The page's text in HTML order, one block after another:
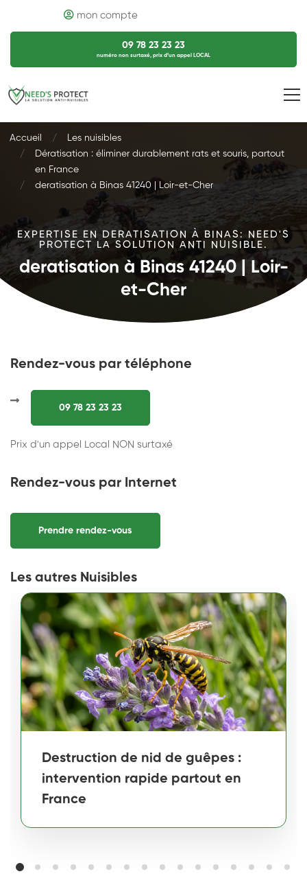
mon compte
09 78 23 23 23
numéro non surtaxé, prix d’un appel LOCAL
Accueil
Les nuisibles
Dératisation : éliminer durablement rats et souris, partout
en France
deratisation à Binas 41240 | Loir-et-Cher
EXPERTISE EN DERATISATION À BINAS: NEED'S
PROTECT LA SOLUTION ANTI NUISIBLE.
deratisation à Binas 41240 | Loir-
et-Cher
Rendez-vous par téléphone
09 78 23 23 23
Prix d'un appel Local NON surtaxé
Rendez-vous par Internet
Prendre rendez-vous
Les autres Nuisibles
Destruction de nid de guêpes :
intervention rapide partout en
France